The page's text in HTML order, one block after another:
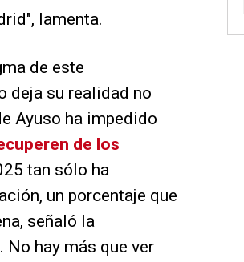
lamenta.
de este
deja su realidad no
Ayuso ha impedido
de los
tan sólo ha
un porcentaje que
señaló la
hay más que ver